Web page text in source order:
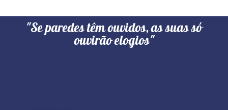
"Se paredes têm ouvidos, as suas só
ouvirão elogios"